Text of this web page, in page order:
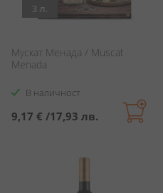
3 л.
Мускат Менада / Muscat
Menada
В наличност
9,17 € /17,93 лв.